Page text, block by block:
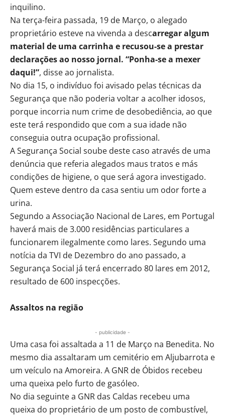
inquilino.
Na terça-feira passada, 19 de Março, o alegado
proprietário esteve na vivenda a descarregar algum
material de uma carrinha e recusou-se a prestar
declarações ao nosso jornal. “Ponha-se a mexer
daqui!”, disse ao jornalista.
No dia 15, o indivíduo foi avisado pelas técnicas da
Segurança que não poderia voltar a acolher idosos,
porque incorria num crime de desobediência, ao que
este terá respondido que com a sua idade não
conseguia outra ocupação profissional.
A Segurança Social soube deste caso através de uma
denúncia que referia alegados maus tratos e más
condições de higiene, o que será agora investigado.
Quem esteve dentro da casa sentiu um odor forte a
urina.
Segundo a Associação Nacional de Lares, em Portugal
haverá mais de 3.000 residências particulares a
funcionarem ilegalmente como lares. Segundo uma
notícia da TVI de Dezembro do ano passado, a
Segurança Social já terá encerrado 80 lares em 2012,
resultado de 600 inspecções.
Assaltos na região
- publicidade -
Uma casa foi assaltada a 11 de Março na Benedita. No
mesmo dia assaltaram um cemitério em Aljubarrota e
um veículo na Amoreira. A GNR de Óbidos recebeu
uma queixa pelo furto de gasóleo.
No dia seguinte a GNR das Caldas recebeu uma
queixa do proprietário de um posto de combustível,